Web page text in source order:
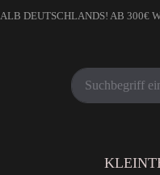
DEUTSCHLANDS! AB 300€